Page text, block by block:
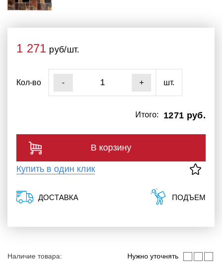
Наличие товара: Нужно уточнять
1 271 руб/шт.
Кол-во - + шт.
1271 руб.
Итого:
В корзину
Купить в один клик
ДОСТАВКА ПОДЪЕМ